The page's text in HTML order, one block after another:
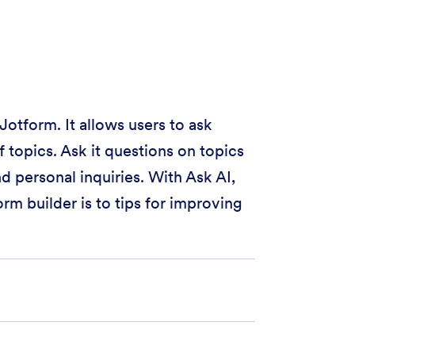
It allows users to ask
topics. Ask it questions on topics
personal inquiries. With Ask AI,
builder is to tips for improving